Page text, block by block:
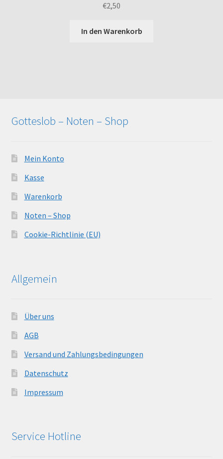
€2,50
In den Warenkorb
Gotteslob – Noten – Shop
Mein Konto
Kasse
Warenkorb
Noten – Shop
Cookie-Richtlinie (EU)
Allgemein
Über uns
AGB
Versand und Zahlungsbedingungen
Datenschutz
Impressum
Service Hotline